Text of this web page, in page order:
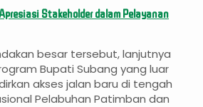
Stakeholder dalam Pelayanan
besar tersebut, lanjutnya
Bupati Subang yang luar
akses jalan baru di tengah
Pelabuhan Patimban dan